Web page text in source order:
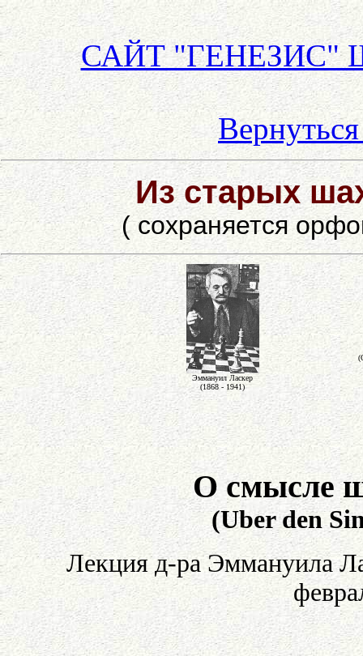
САЙТ "ГЕНЕЗИС"
Из старых
( сохраняется
Эммануил Ласкер
(1868 - 1941)
О смысле
(Uber den
Лекция д-ра Эммануила